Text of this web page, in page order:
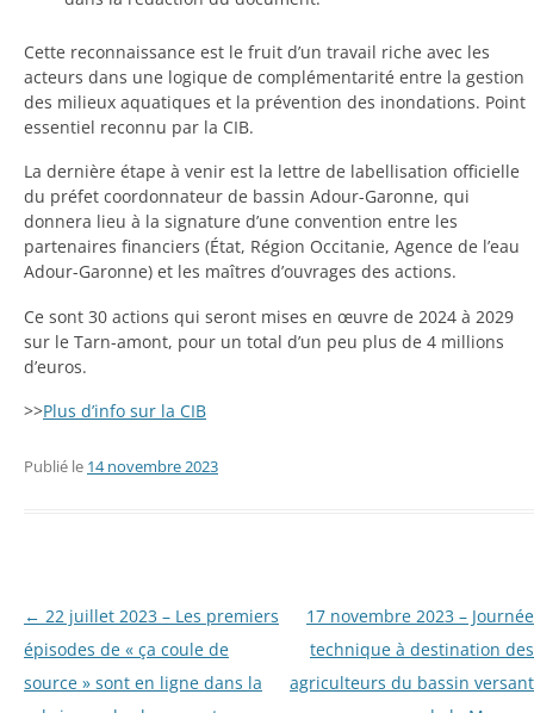
Cette reconnaissance est le fruit d’un travail riche avec les
acteurs dans une logique de complémentarité entre la gestion
des milieux aquatiques et la prévention des inondations. Point
essentiel reconnu par la CIB.
La dernière étape à venir est la lettre de labellisation officielle
du préfet coordonnateur de bassin Adour-Garonne, qui
donnera lieu à la signature d’une convention entre les
partenaires financiers (État, Région Occitanie, Agence de l’eau
Adour-Garonne) et les maîtres d’ouvrages des actions.
Ce sont 30 actions qui seront mises en œuvre de 2024 à 2029
sur le Tarn-amont, pour un total d’un peu plus de 4 millions
d’euros.
>>Plus d’info sur la CIB
Publié le 14 novembre 2023
Navigation
des
articles
← 22 juillet 2023 – Les premiers
épisodes de « ça coule de
source » sont en ligne dans la
17 novembre 2023 – Journée
technique à destination des
agriculteurs du bassin versant